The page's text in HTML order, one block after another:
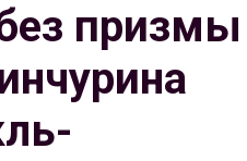
призмы